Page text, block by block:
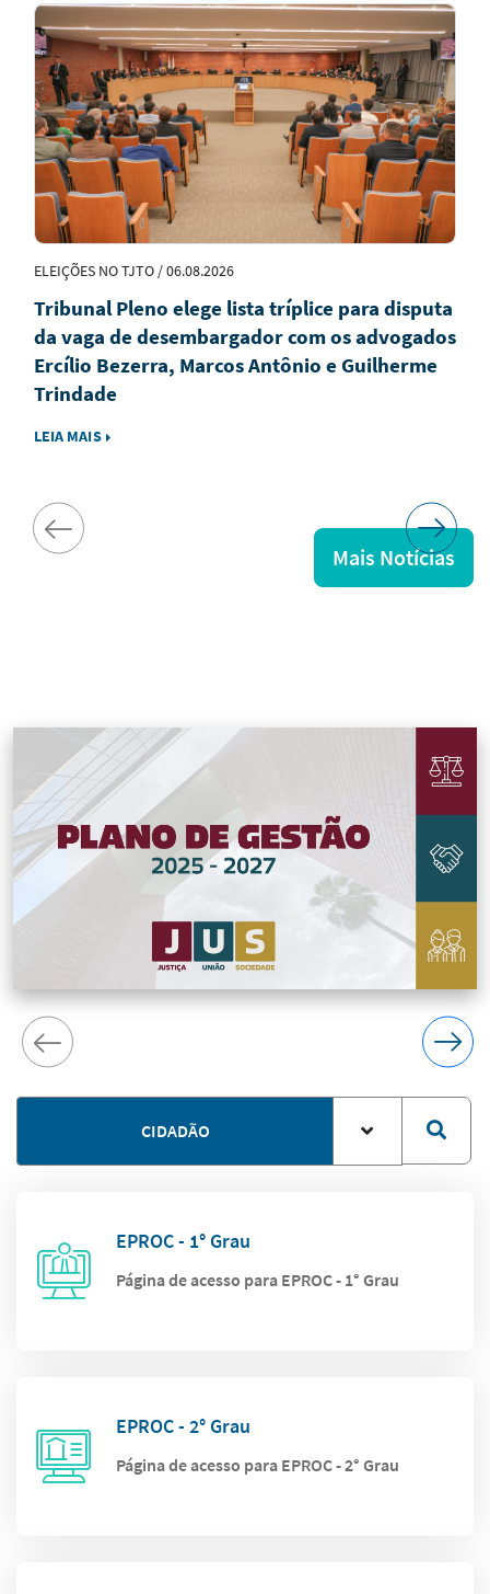
Notícias
em
Destaque
ELEIÇÕES NO TJTO / 06.08.2026
Tribunal Pleno elege lista tríplice para disputa
da vaga de desembargador com os advogados
Ercílio Bezerra, Marcos Antônio e Guilherme
Trindade
LEIA MAIS
Mais Notícias
CIDADÃO
EPROC - 1° Grau
Página de acesso para EPROC - 1° Grau
EPROC - 2° Grau
Página de acesso para EPROC - 2° Grau